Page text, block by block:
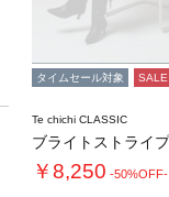
タイムセール対象 SALE
Te chichi CLASSIC
￥8,250 -50%OFF-